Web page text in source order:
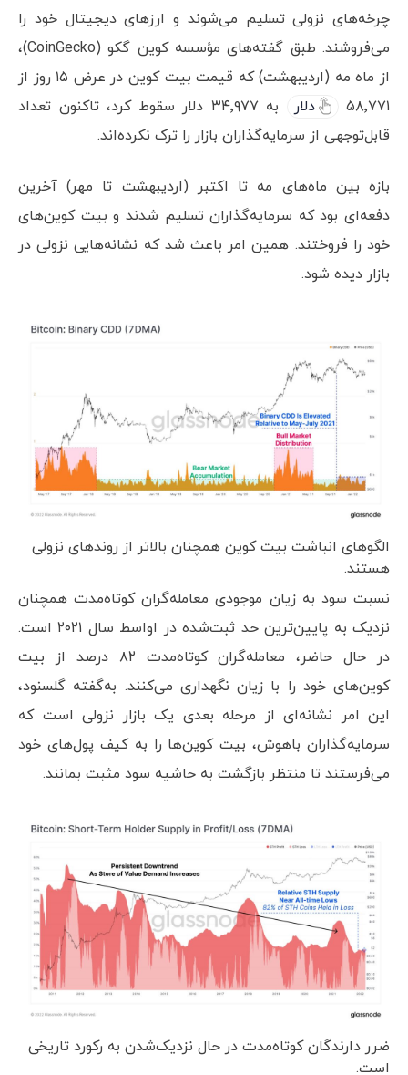
چرخه‌های نزولی تسلیم می‌شوند و ارزهای دیجیتال خود را
می‌فروشند. طبق گفته‌های مؤسسه کوین گکو (CoinGecko)،
از ماه مه (اردیبهشت) که قیمت بیت کوین در عرض ۱۵ روز از
۵۸٬۷۷۱
دلار
به ۳۴٬۹۷۷ دلار سقوط کرد، تاکنون تعداد
قابل‌توجهی از سرمایه‌گذاران بازار را ترک نکرده‌اند.
بازه بین ماه‌های مه تا اکتبر (اردیبهشت تا مهر) آخرین
دفعه‌ای بود که سرمایه‌گذاران تسلیم شدند و بیت کوین‌های
خود را فروختند. همین امر باعث شد که نشانه‌هایی نزولی در
بازار دیده شود.
الگوهای انباشت بیت کوین همچنان بالاتر از روندهای نزولی
هستند.
نسبت سود به زیان موجودی معامله‌گران کوتاه‌مدت همچنان
نزدیک به پایین‌ترین حد ثبت‌شده در اواسط سال ۲۰۲۱ است.
در حال حاضر، معامله‌گران کوتاه‌مدت ۸۲ درصد از بیت
کوین‌های خود را با زیان نگهداری می‌کنند. به‌گفته گلسنود،
این امر نشانه‌ای از مرحله بعدی یک بازار نزولی است که
سرمایه‌گذاران باهوش، بیت کوین‌ها را به کیف پول‌های خود
می‌فرستند تا منتظر بازگشت به حاشیه سود مثبت بمانند.
ضرر دارندگان کوتاه‌مدت در حال نزدیک‌شدن به رکورد تاریخی
است.